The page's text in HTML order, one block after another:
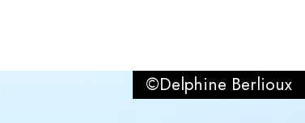
©Delphine Berlioux